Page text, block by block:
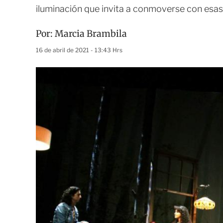
iluminación que invita a conmoverse con
Por: Marcia Brambila
16 de abril de 2021 - 13:43 Hrs